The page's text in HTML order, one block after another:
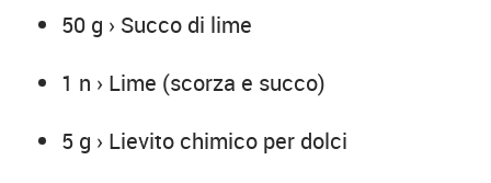
50 g › Succo di lime
1 n › Lime (scorza e succo)
5 g › Lievito chimico per dolci